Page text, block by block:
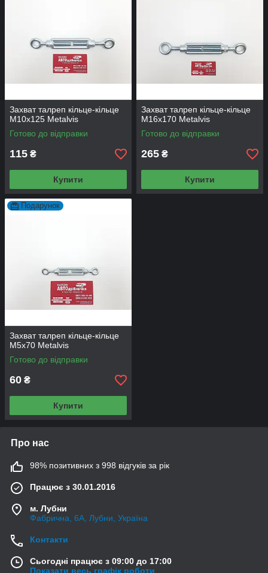
Захват талреп кільце-кільце
М10х125 Metalvis
Готово до відправки
115 ₴
Купити
Захват талреп кільце-кільце
М16х170 Metalvis
Готово до відправки
265 ₴
Купити
Подарунок
Захват талреп кільце-кільце
М5х70 Metalvis
Готово до відправки
60 ₴
Купити
Про нас
98% позитивних з 998 відгуків за рік
Працює з 30.01.2016
м. Лубни
Фабрична, 6А, Лубни, Україна
Контакти
Сьогодні працює з 09:00 до 17:00
Показати весь графік роботи